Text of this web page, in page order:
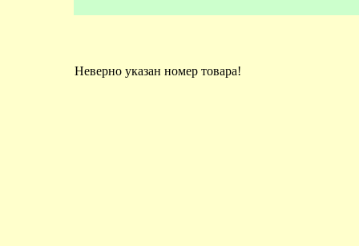
Неверно указан номер товара!